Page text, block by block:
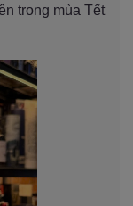
trong mùa Tết